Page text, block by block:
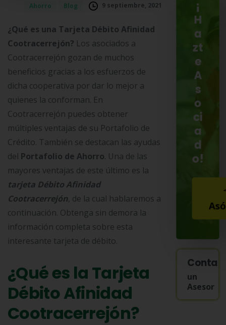
Ahorro Blog 9 septiembre, 2021
¿Qué es una Tarjeta Débito Afinidad
Cootracerrejón? Los asociados a
Cootracerrejón gozan de muchos
beneficios gracias a los esfuerzos de
dicha cooperativa por dar lo mejor a
quienes la conforman. En
Cootracerrejón puedes obtener
múltiples ventajas de su Portafolio de
Crédito. También se destacan las ayudas
del Portafolio de Ahorro. Una de las
mayores ventajas de este último es la
tarjeta Débito Afinidad
Cootracerrejón, de la cual hablaremos a
continuación. Obtenga sin demora la
información completa sobre esta
interesante tarjeta de débito.
¿Qué es la Tarjeta
Débito Afinidad
Cootracerrejón?
¡
H
a
zt
e
A
s
o
ci
a
d
o!
un
Asesor